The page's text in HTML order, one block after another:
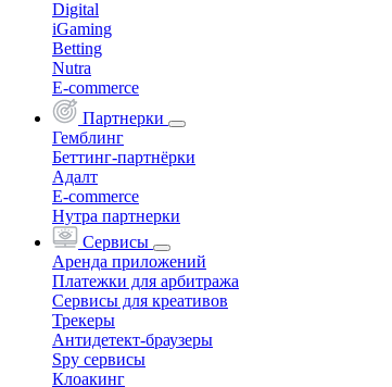
Digital
iGaming
Betting
Nutra
E-commerce
Партнерки
Гемблинг
Беттинг-партнёрки
Адалт
E-commerce
Нутра партнерки
Сервисы
Аренда приложений
Платежки для арбитража
Сервисы для креативов
Трекеры
Антидетект-браузеры
Spy сервисы
Клоакинг